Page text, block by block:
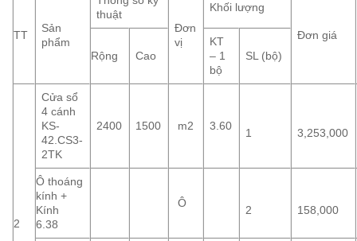
TT
Sản
phẩm
thuật
Đơn
vị
Khối lượng
Đơn giá
Rộng
Cao
KT
– 1
bộ
SL (bộ)
2
Cửa sổ
4 cánh
KS-
42.CS3-
2TK
2400 1500 m2 3.60
1 3,253,000
Ô thoáng
kính +
Kính
6.38
Ô
2 158,000